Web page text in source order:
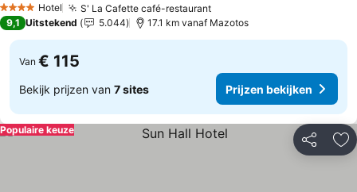
4 SterrenHotel S' La Cafette café-restaurantPrijzen bekijken
9,1 Uitstekend 5.044 17.1 km vanaf Mazotos
Van € 115
Bekijk prijzen van 7 sites Prijzen bekijken
Delen
Populaire keuze